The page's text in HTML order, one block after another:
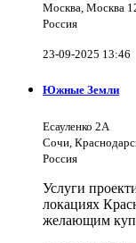
Москва, Москва
Россия
23-09-2025 13:46
Южные Земли
Есауленко 2А
Сочи,
Россия
Услуги
локациях
желающим